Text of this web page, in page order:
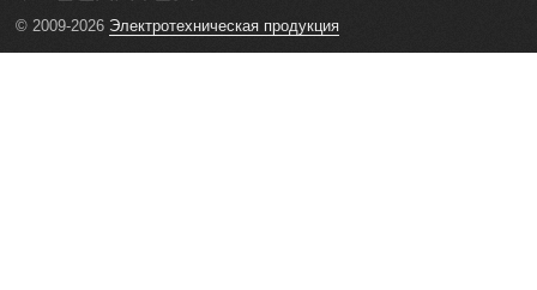
© 2009-2026 Электротехническая продукция